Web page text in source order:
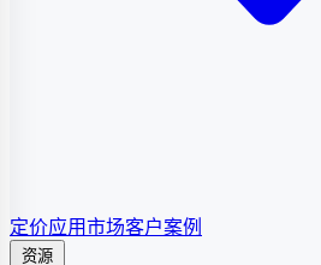
定价应用市场客户案例